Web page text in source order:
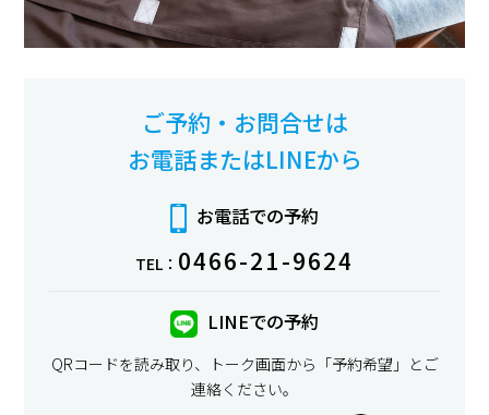
ご予約・お問合せは
お電話またはLINEから
お電話での予約
TEL： 0466-21-9624
LINEでの予約
QRコードを読み取り、トーク画面から「予約希望」とご
連絡ください。